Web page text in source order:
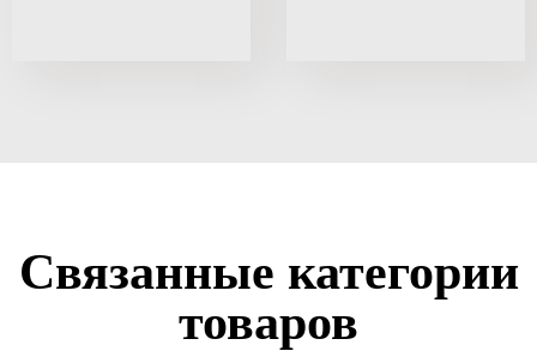
Связанные категории
товаров